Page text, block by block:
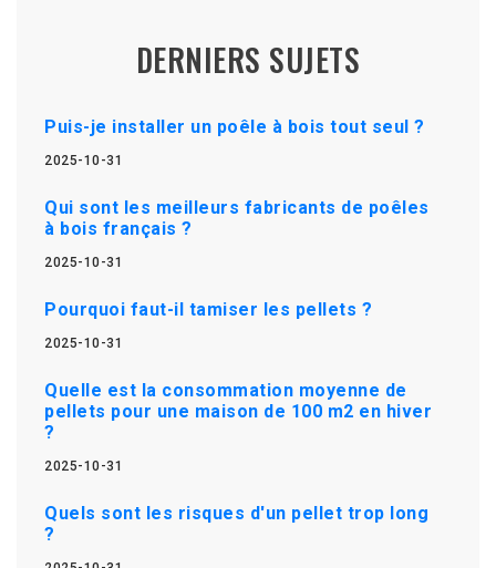
DERNIERS SUJETS
Puis-je installer un poêle à bois tout seul ?
2025-10-31
Qui sont les meilleurs fabricants de poêles
à bois français ?
2025-10-31
Pourquoi faut-il tamiser les pellets ?
2025-10-31
Quelle est la consommation moyenne de
pellets pour une maison de 100 m2 en hiver
?
2025-10-31
Quels sont les risques d'un pellet trop long
?